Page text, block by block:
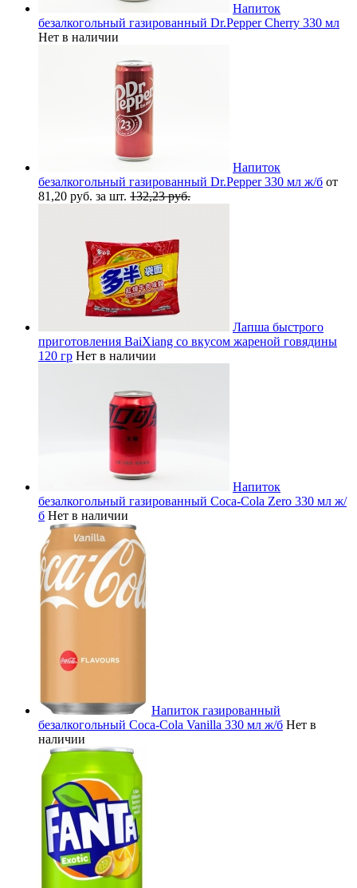
Напиток
безалкогольный газированный Dr.Pepper Cherry 330 мл
Нет в наличии
Напиток
безалкогольный газированный Dr.Pepper 330 мл ж/б от
81,20 руб. за шт. 132,23 руб.
Лапша быстрого
приготовления BaiXiang со вкусом жареной говядины
120 гр Нет в наличии
Напиток
безалкогольный газированный Coca-Cola Zero 330 мл ж/
б Нет в наличии
Напиток газированный
безалкогольный Coca-Cola Vanilla 330 мл ж/б Нет в
наличии